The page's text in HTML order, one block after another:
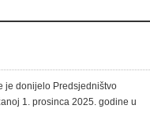
je donijelo Predsjedništvo
1. prosinca 2025. godine u